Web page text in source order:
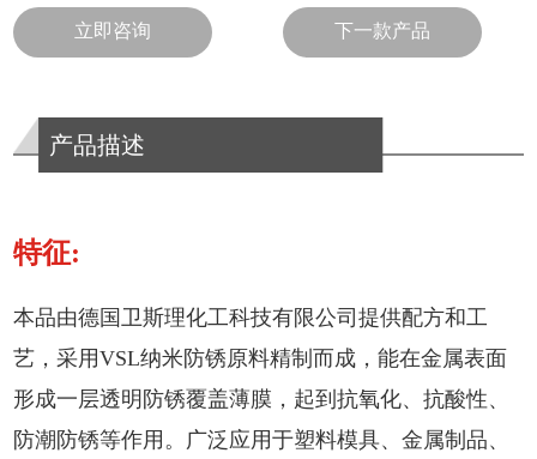
立即咨询 下一款产品
产品描述
特征:
本品由德国卫斯理化工科技有限公司提供配方和工
艺，采用VSL纳米防锈原料精制而成，能在金属表面
形成一层透明防锈覆盖薄膜，起到抗氧化、抗酸性、
防潮防锈等作用。广泛应用于塑料模具、金属制品、